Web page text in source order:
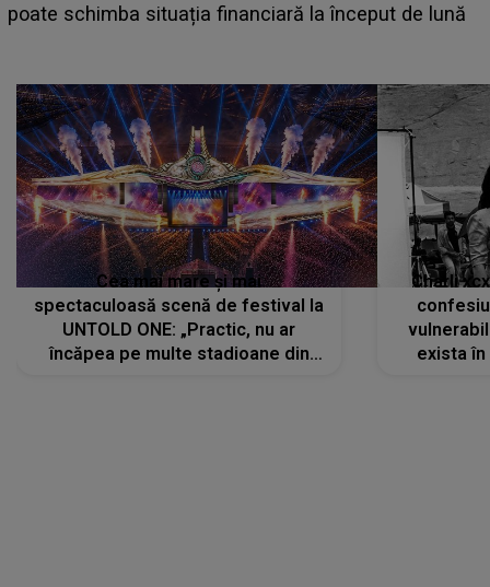
așteptate concerte pe scena principală?
Cea mai mare și mai
spectaculoasă scenă de festival la
UNTOLD ONE: „Practic, nu ar
încăpea pe multe stadioane din
Charli
exista